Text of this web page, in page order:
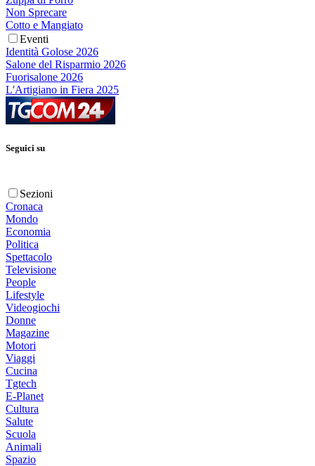
Non Sprecare
Cotto e Mangiato
Eventi
Identità Golose 2026
Salone del Risparmio 2026
Fuorisalone 2026
L'Artigiano in Fiera 2025
Seguici su
Sezioni
Cronaca
Mondo
Economia
Politica
Spettacolo
Televisione
People
Lifestyle
Videogiochi
Donne
Magazine
Motori
Viaggi
Cucina
Tgtech
E-Planet
Cultura
Salute
Scuola
Animali
Spazio